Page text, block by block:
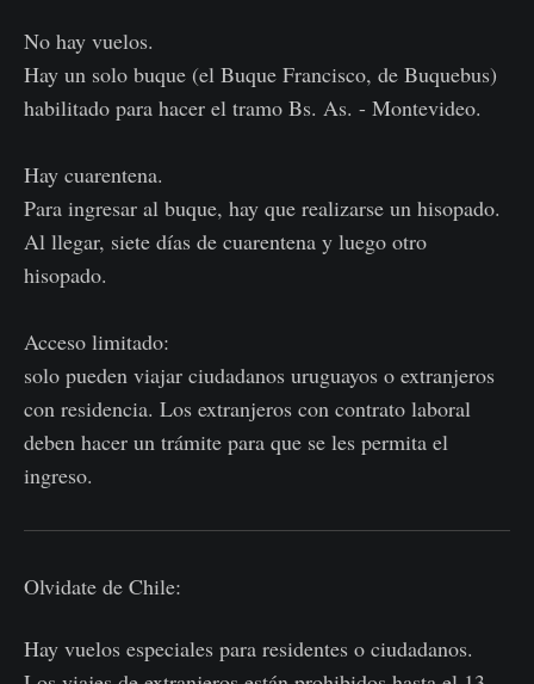
No hay vuelos.
Hay un solo buque (el Buque Francisco, de Buquebus)
habilitado para hacer el tramo Bs. As. - Montevideo.
Hay cuarentena.
Para ingresar al buque, hay que realizarse un hisopado.
Al llegar, siete días de cuarentena y luego otro
hisopado.
Acceso limitado:
solo pueden viajar ciudadanos uruguayos o extranjeros
con residencia. Los extranjeros con contrato laboral
deben hacer un trámite para que se les permita el
ingreso.
Olvidate de Chile:
Hay vuelos especiales para residentes o ciudadanos.